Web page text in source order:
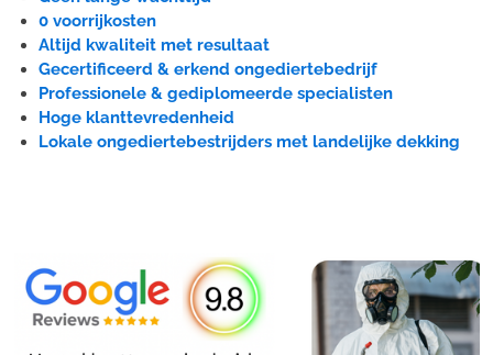
0 voorrijkosten
Altijd kwaliteit met resultaat
Gecertificeerd & erkend ongediertebedrijf
Professionele & gediplomeerde specialisten
Hoge klanttevredenheid
Lokale ongediertebestrijders met landelijke dekking